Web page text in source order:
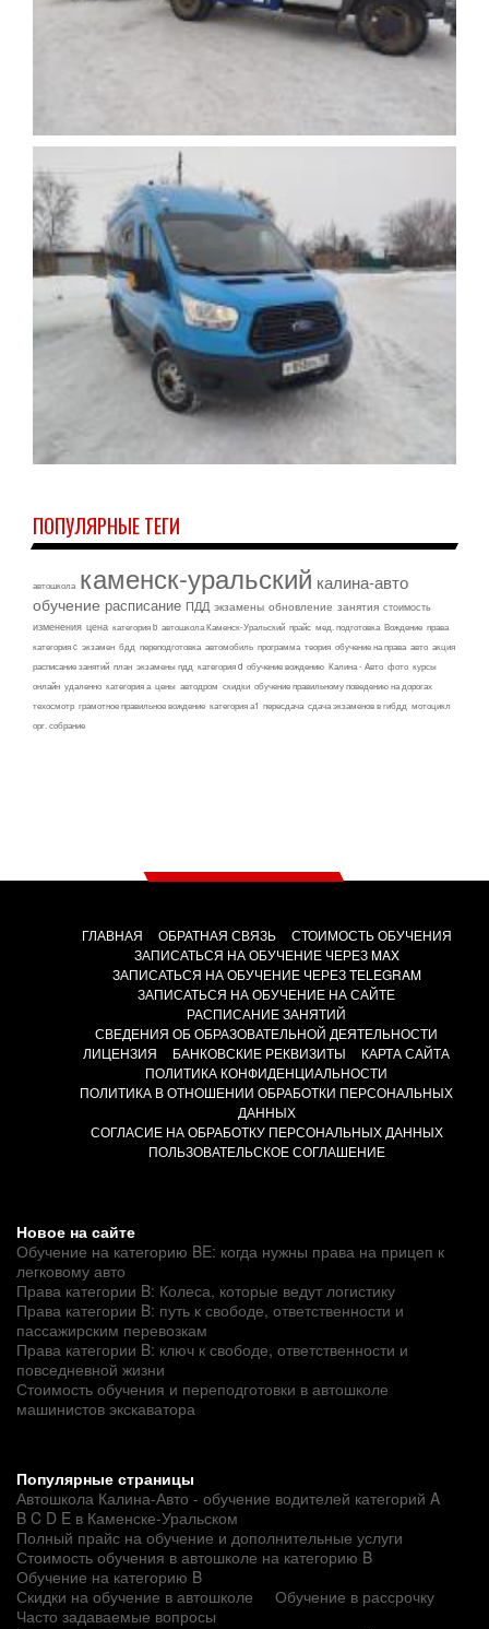
ПОПУЛЯРНЫЕ ТЕГИ
автошкола каменск-уральский калина-авто
обучение расписание ПДД экзамены обновление занятия стоимость
изменения цена категория b автошкола Каменск-Уральский прайс мед. подготовка Вождение права
категория c экзамен бдд переподготовка автомобиль программа теория обучение на права авто акция
расписание занятий план экзамены пдд категория d обучение вождению Калина - Авто фото курсы
онлайн удаленно категория а цены автодром скидки обучение правильному поведению на дорогах
техосмотр грамотное правильное вождение категория а1 пересдача сдача экзаменов в гибдд мотоцикл
орг. собрание
ГЛАВНАЯ ОБРАТНАЯ СВЯЗЬ
СТОИМОСТЬ ОБУЧЕНИЯ
ЗАПИСАТЬСЯ НА ОБУЧЕНИЕ ЧЕРЕЗ MAX
ЗАПИСАТЬСЯ НА ОБУЧЕНИЕ ЧЕРЕЗ TELEGRAM
ЗАПИСАТЬСЯ НА ОБУЧЕНИЕ НА САЙТЕ
РАСПИСАНИЕ ЗАНЯТИЙ
СВЕДЕНИЯ ОБ ОБРАЗОВАТЕЛЬНОЙ ДЕЯТЕЛЬНОСТИ
ЛИЦЕНЗИЯ
БАНКОВСКИЕ РЕКВИЗИТЫ
КАРТА САЙТА
ПОЛИТИКА КОНФИДЕНЦИАЛЬНОСТИ
ПОЛИТИКА В ОТНОШЕНИИ ОБРАБОТКИ ПЕРСОНАЛЬНЫХ
ДАННЫХ
СОГЛАСИЕ НА ОБРАБОТКУ ПЕРСОНАЛЬНЫХ ДАННЫХ
ПОЛЬЗОВАТЕЛЬСКОЕ СОГЛАШЕНИЕ
Новое на сайте
Обучение на категорию BE: когда нужны права на прицеп к
легковому авто
Права категории B: Колеса, которые ведут логистику
Права категории B: путь к свободе, ответственности и
пассажирским перевозкам
Права категории B: ключ к свободе, ответственности и
повседневной жизни
Стоимость обучения и переподготовки в автошколе
машинистов экскаватора
Популярные страницы
Автошкола Калина-Авто - обучение водителей категорий A
B C D E в Каменске-Уральском
Полный прайс на обучение и дополнительные услуги
Стоимость обучения в автошколе на категорию B
Обучение на категорию B
Скидки на обучение в автошколе
Обучение в рассрочку
Часто задаваемые вопросы